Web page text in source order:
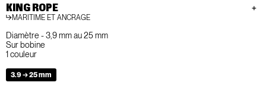
KING ROPE
MARITIME ET ANCRAGE
Diamètre - 3,9 mm au 25 mm
Sur bobine
1 couleur
3.9 → 25 mm